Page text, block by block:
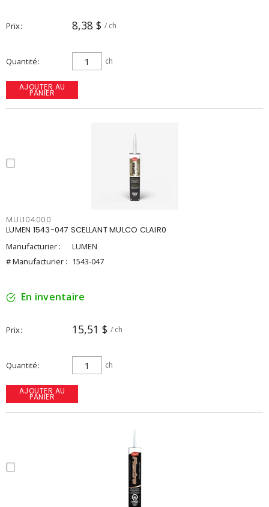
Prix 8,38 $ / ch
Quantité ch
AJOUTER AU
PANIER
MUL104000
LUMEN 1543-047 SCELLANT MULCO CLAIR0
Manufacturier :
LUMEN
# Manufacturier : 1543-047
En inventaire
Prix 15,51 $ / ch
Quantité ch
AJOUTER AU
PANIER